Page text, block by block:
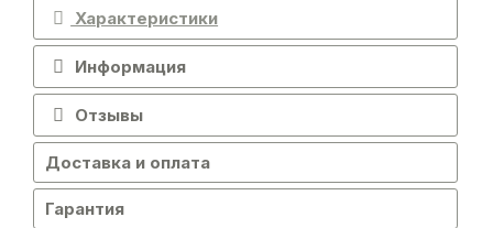
Характеристики
Информация
Отзывы
Доставка и оплата
Гарантия